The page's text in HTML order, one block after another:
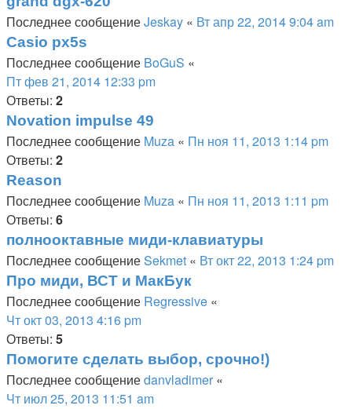
Последнее сообщениеJeskay « Вт апр 22, 2014 9:04 am
Casio px5s
Последнее сообщение BoGuS «
Пт фев 21, 2014 12:33 pm
Ответы: 2
Novation impulse 49
Последнее сообщение Muza « Пн ноя 11, 2013 1:14 pm
Ответы: 2
Reason
Последнее сообщение Muza « Пн ноя 11, 2013 1:11 pm
Ответы: 6
полнооктавные миди-клавиатуры
Последнее сообщениеSekmet « Вт окт 22, 2013 1:24 pm
Про миди, ВСТ и МакБук
Последнее сообщение Regressive «
Чт окт 03, 2013 4:16 pm
Ответы: 5
Помогите сделать выбор, срочно!)
Последнее сообщениеdanvladimer «
Чт июл 25, 2013 11:51 am